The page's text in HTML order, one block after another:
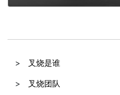
叉烧是谁
叉烧团队